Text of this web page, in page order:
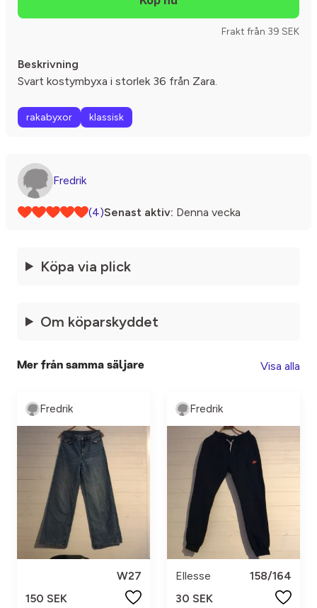
Frakt från 39 SEK
Beskrivning
Svart kostymbyxa i storlek 36 från Zara.
rakabyxor klassisk
Fredrik
(4)Senast aktiv: Denna vecka
Köpa via plick
Om köparskyddet
Mer från samma säljare Visa alla
Fredrik
W27
150 SEK
Fredrik
Ellesse
158/164
30 SEK